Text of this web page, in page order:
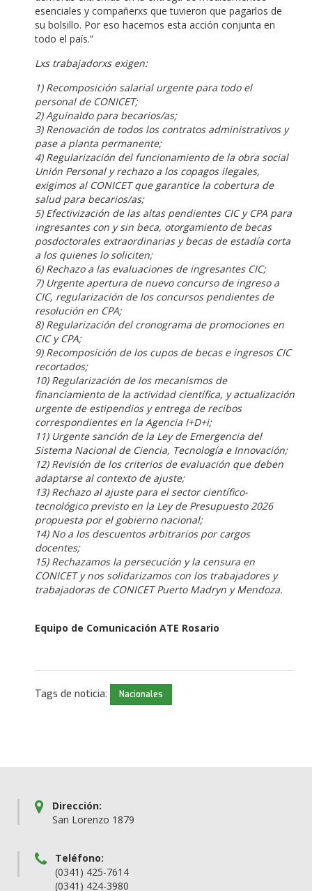
esenciales y compañerxs que tuvieron que pagarlos de
su bolsillo. Por eso hacemos esta acción conjunta en
todo el país.”
Lxs trabajadorxs exigen:
1) Recomposición salarial urgente para todo el
personal de CONICET;
2) Aguinaldo para becarios/as;
3) Renovación de todos los contratos administrativos y
pase a planta permanente;
4) Regularización del funcionamiento de la obra social
Unión Personal y rechazo a los copagos ilegales,
exigimos al CONICET que garantice la cobertura de
salud para becarios/as;
5) Efectivización de las altas pendientes CIC y CPA para
ingresantes con y sin beca, otorgamiento de becas
posdoctorales extraordinarias y becas de estadía corta
a los quienes lo soliciten;
6) Rechazo a las evaluaciones de ingresantes CIC;
7) Urgente apertura de nuevo concurso de ingreso a
CIC, regularización de los concursos pendientes de
resolución en CPA;
8) Regularización del cronograma de promociones en
CIC y CPA;
9) Recomposición de los cupos de becas e ingresos CIC
recortados;
10) Regularización de los mecanismos de
financiamiento de la actividad científica, y actualización
urgente de estipendios y entrega de recibos
correspondientes en la Agencia I+D+i;
11) Urgente sanción de la Ley de Emergencia del
Sistema Nacional de Ciencia, Tecnología e Innovación;
12) Revisión de los criterios de evaluación que deben
adaptarse al contexto de ajuste;
13) Rechazo al ajuste para el sector científico-
tecnológico previsto en la Ley de Presupuesto 2026
propuesta por el gobierno nacional;
14) No a los descuentos arbitrarios por cargos
docentes;
15) Rechazamos la persecución y la censura en
CONICET y nos solidarizamos con los trabajadores y
trabajadoras de CONICET Puerto Madryn y Mendoza.
Equipo de Comunicación ATE Rosario
Tags de noticia: Nacionales
Dirección:
San Lorenzo 1879
Teléfono:
(0341) 425-7614
(0341) 424-3980